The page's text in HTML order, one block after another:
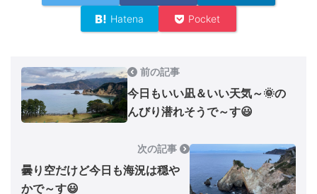
Hatena Pocket
前の記事
今日もいい凪＆いい天気～🌞の
んびり潜れそうで～す😃
次の記事
曇り空だけど今日も海況は穏や
かで～す😃